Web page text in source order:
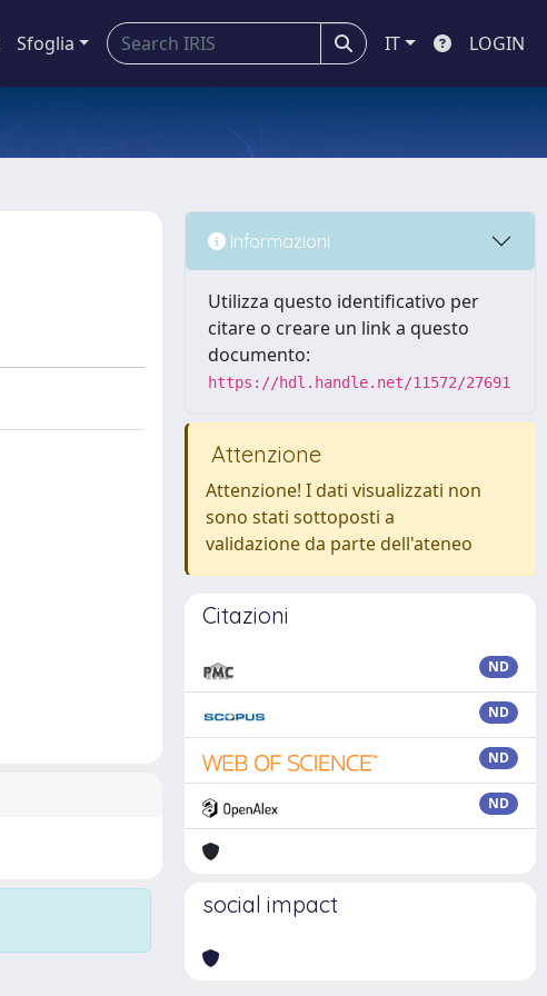
Sfoglia IT LOGIN
Informazioni
Utilizza questo identificativo per
citare o creare un link a questo
documento:
https://hdl.handle.net/11572/27691
Attenzione
Attenzione! I dati visualizzati non
sono stati sottoposti a
validazione da parte dell'ateneo
Citazioni
ND
ND
ND
ND
social impact